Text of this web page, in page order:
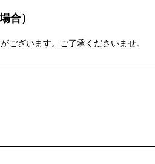
合）
ございます。ご了承くださいませ。